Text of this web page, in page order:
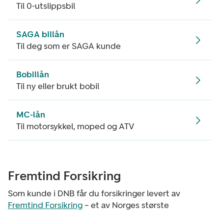
Til 0-utslippsbil
SAGA billån
Til deg som er SAGA kunde
Bobillån
Til ny eller brukt bobil
MC-lån
Til motorsykkel, moped og ATV
Fremtind Forsikring
Som kunde i DNB får du forsikringer levert av
Fremtind Forsikring – et av Norges største